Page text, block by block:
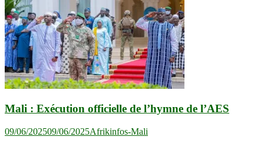
Mali : Exécution officielle de l’hymne de l’AES
09/06/202509/06/2025Afrikinfos-Mali